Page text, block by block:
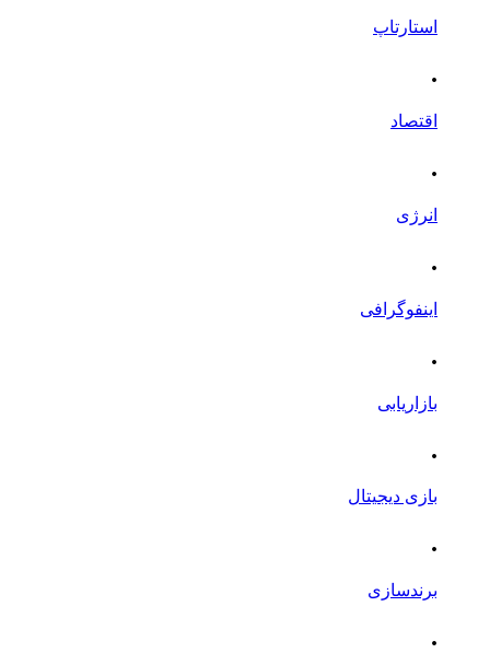
استارتاپ
.
اقتصاد
.
انرژی
.
اینفوگرافی
.
بازاریابی
.
بازی دیجیتال
.
برندسازی
.